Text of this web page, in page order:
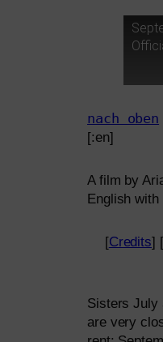
nach oben
[:en]
A film by
English
[Credits] [
Sisters July
are very